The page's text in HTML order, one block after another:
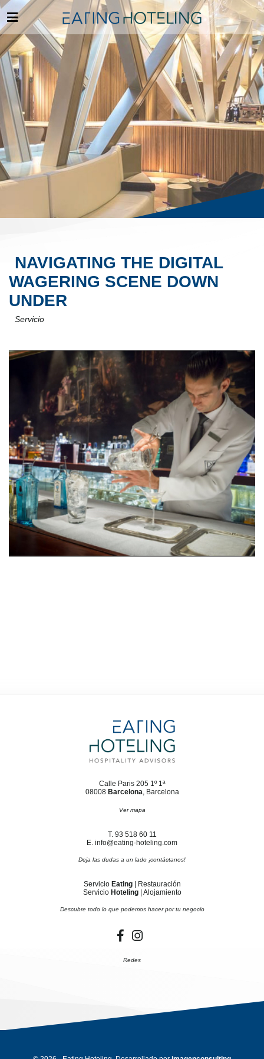
NAVIGATING THE DIGITAL
WAGERING SCENE DOWN
UNDER
Servicio
Calle Paris 205 1º 1ª
08008 Barcelona, Barcelona
Ver mapa
T. 93 518 60 11
E. info@eating-hoteling.com
Deja las dudas a un lado ¡contáctanos!
Servicio Eating| Restauración
Servicio Hoteling| Alojamiento
Descubre todo lo que podemos hacer por tu negocio
Redes